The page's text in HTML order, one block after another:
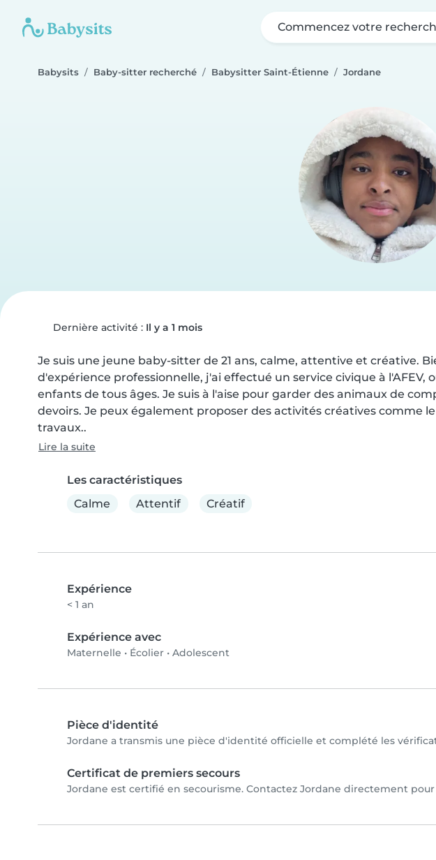
Commencez votre
Babysits Baby-sitter recherché Babysitter Saint-Étienne Jordane
Dernière activité : Il y a 1 mois
Je suis une jeune baby-sitter de 21 ans, calme, attentive et créative.
d'expérience professionnelle, j'ai effectué un service civique à l'AFEV,
enfants de tous âges. Je suis à l'aise pour garder des animaux de
devoirs. Je peux également proposer des activités créatives comme
travaux..
Lire la suite
Les caractéristiques
Calme
Attentif Créatif
Expérience
< 1 an
Expérience avec
Maternelle • Écolier • Adolescent
Pièce d'identité
Jordane a transmis une pièce d'identité officielle et complété les
Certificat de premiers secours
Jordane est certifié en secourisme. Contactez Jordane directement